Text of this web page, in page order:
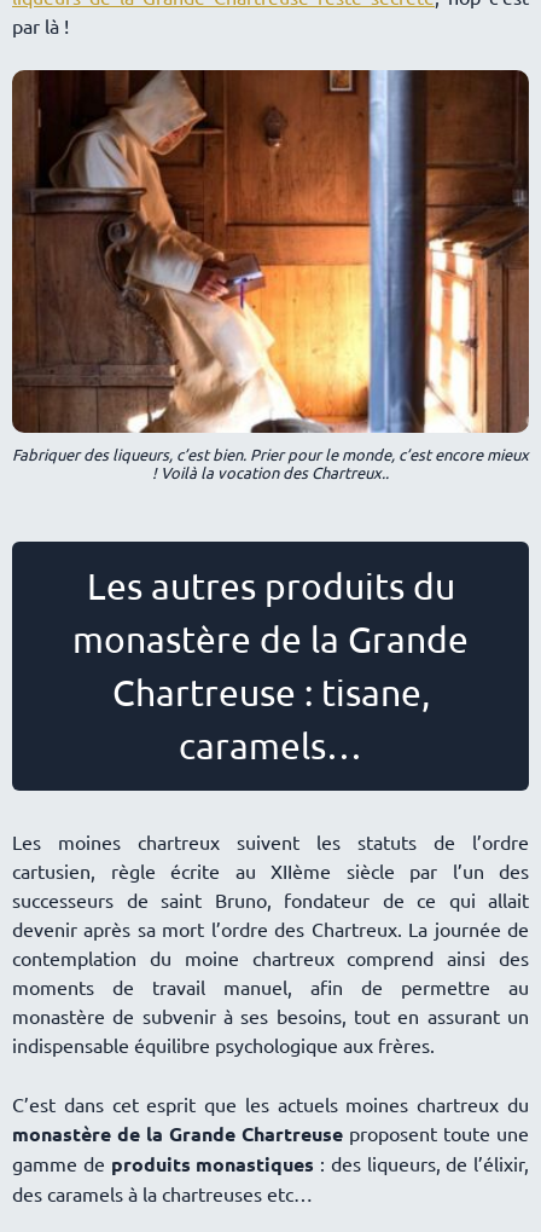
par là !
Fabriquer des liqueurs, c’est bien. Prier pour le monde, c’est encore mieux
! Voilà la vocation des Chartreux..
Les autres produits du
monastère de la Grande
Chartreuse : tisane,
caramels
Les moines chartreux suivent les statuts de l’ordre
cartusien, règle écrite au XIIème siècle par l’un des
successeurs de saint Bruno, fondateur de ce qui allait
devenir après sa mort l’ordre des Chartreux. La journée de
contemplation du moine chartreux comprend ainsi des
moments de travail manuel, afin de permettre au
monastère de subvenir à ses besoins, tout en assurant un
indispensable équilibre psychologique aux frères.
C’est dans cet esprit que les actuels moines chartreux du
monastère de la Grande Chartreuse proposent toute une
gamme de produits monastiques : des liqueurs, de l’élixir,
des caramels à la chartreuses etc